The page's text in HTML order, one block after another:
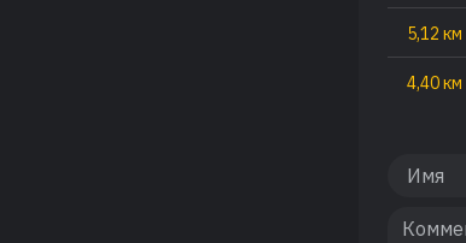
5,12 км
4,40 км